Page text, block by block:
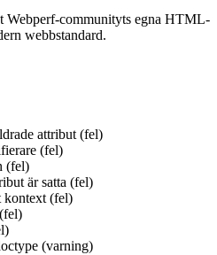
communityts egna HTML-
webbstandard.
attribut (fel)
(fel)
(fel)
är satta (fel)
kontext (fel)
(varning)